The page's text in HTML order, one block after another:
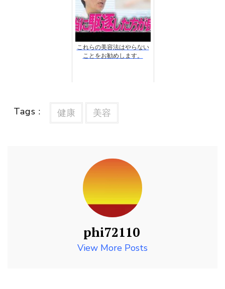
これらの美容法はやらない
ことをお勧めします。
Tags : 健康 美容
phi72110
View More Posts